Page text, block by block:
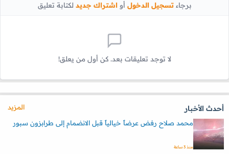
برجاءتسجيل الدخول أواشتراك جديد لكتابة تعليق
لا توجد تعليقات بعد. كن أول من يعلق!
أحدث الأخبار
المزيد
محمد صلاح رفض عرضاً خيالياً قبل الانضمام إلى طرابزون سبور
منذ 3 ساعة